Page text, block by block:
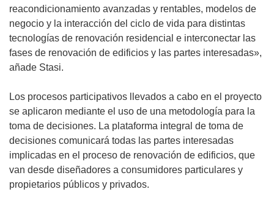
n
t
a
n
a
n
u
e
v
e
n
t
a
n
n
n
a
e
reacondicionamiento avanzadas y rentables, modelos de
negocio y la interacción del ciclo de vida para distintas
tecnologías de renovación residencial e interconectar las
fases de renovación de edificios y las partes interesadas»,
añade Stasi.
Los procesos participativos llevados a cabo en el proyecto
se aplicaron mediante el uso de una metodología para la
toma de decisiones. La plataforma integral de toma de
decisiones comunicará todas las partes interesadas
implicadas en el proceso de renovación de edificios, que
van desde diseñadores a consumidores particulares y
propietarios públicos y privados.